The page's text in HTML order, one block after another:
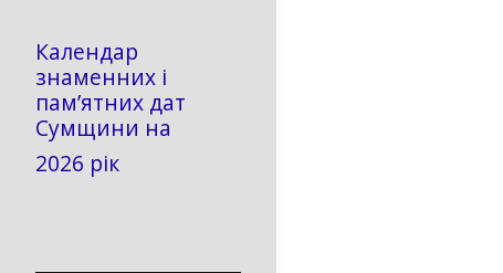
Календар
знаменних і
пам’ятних дат
Сумщини на
2026 рік